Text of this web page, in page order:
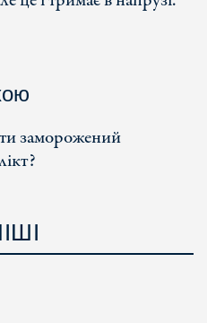
заморожений